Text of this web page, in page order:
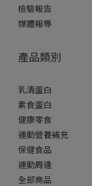
檢驗報告
媒體報導
產品類別
乳清蛋白
素食蛋白
健康零食
運動營養補充
保健食品
運動周邊
全部商品